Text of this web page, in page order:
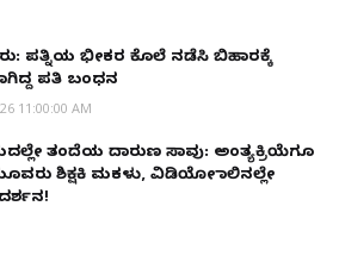
ಪತ್ನಿಯ ಭೀಕರ ಕೊಲೆ ನಡೆಸಿ ಬಿಹಾರಕ್ಕೆ
ಪತಿ ಬಂಧನ
11:00:00 AM
ತಂದೆಯ ದಾರುಣ ಸಾವು: ಅಂತ್ಯಕ್ರಿಯೆಗೂ
ಶಿಕ್ಷಕಿ ಮಕಳು, ವಿಡಿಯೋ ಕಾಲಿನಲ್ಲೇ